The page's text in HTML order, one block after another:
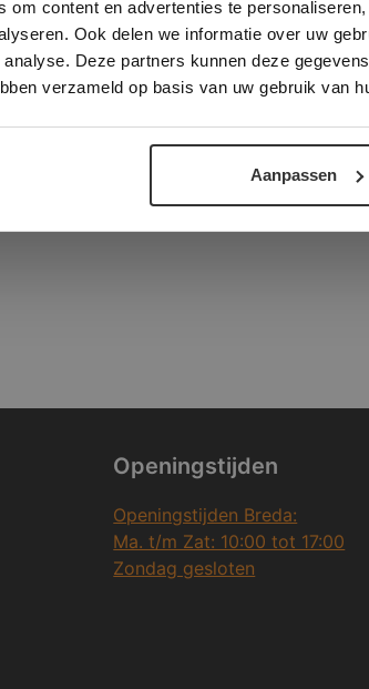
om content en advertenties te
Ook delen we informatie over uw
Deze partners kunnen deze
verzameld op basis van uw gebruik van
Aanpassen
Stad
Openingstijden
Openingstijden Breda:
Ma. t/m Zat: 10:00 tot 17:00
Zondag gesloten
verder
ALLES ACCEPTEREN